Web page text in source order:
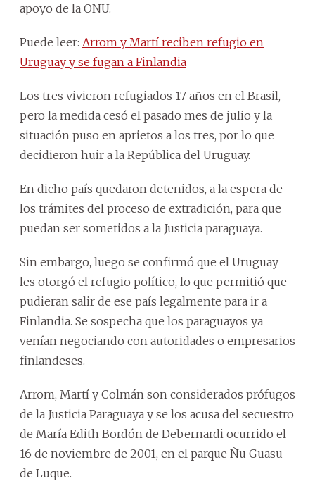
apoyo de la ONU.
Puede leer: Arrom y Martí reciben refugio en
Uruguay y se fugan a Finlandia
Los tres vivieron refugiados 17 años en el Brasil,
pero la medida cesó el pasado mes de julio y la
situación puso en aprietos a los tres, por lo que
decidieron huir a la República del Uruguay.
En dicho país quedaron detenidos, a la espera de
los trámites del proceso de extradición, para que
puedan ser sometidos a la Justicia paraguaya.
Sin embargo, luego se confirmó que el Uruguay
les otorgó el refugio político, lo que permitió que
pudieran salir de ese país legalmente para ir a
Finlandia. Se sospecha que los paraguayos ya
venían negociando con autoridades o empresarios
finlandeses.
Arrom, Martí y Colmán son considerados prófugos
de la Justicia Paraguaya y se los acusa del secuestro
de María Edith Bordón de Debernardi ocurrido el
16 de noviembre de 2001, en el parque Ñu Guasu
de Luque.